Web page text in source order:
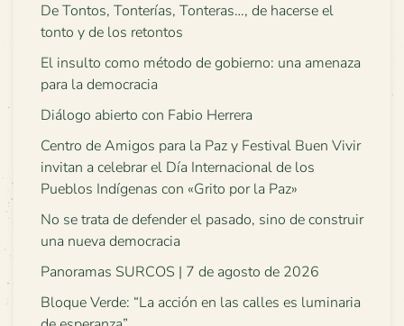
De Tontos, Tonterías, Tonteras…, de hacerse el
tonto y de los retontos
El insulto como método de gobierno: una amenaza
para la democracia
Diálogo abierto con Fabio Herrera
Centro de Amigos para la Paz y Festival Buen Vivir
invitan a celebrar el Día Internacional de los
Pueblos Indígenas con «Grito por la Paz»
No se trata de defender el pasado, sino de construir
una nueva democracia
Panoramas SURCOS | 7 de agosto de 2026
Bloque Verde: “La acción en las calles es luminaria